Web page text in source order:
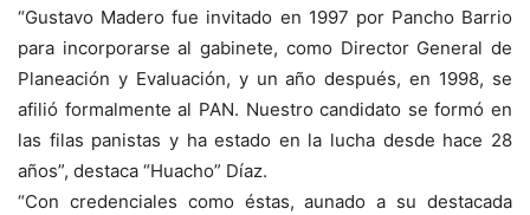
“Gustavo Madero fue invitado en 1997 por Pancho Barrio
para incorporarse al gabinete, como Director General de
Planeación y Evaluación, y un año después, en 1998, se
afilió formalmente al PAN. Nuestro candidato se formó en
las filas panistas y ha estado en la lucha desde hace 28
años”, destaca “Huacho” Díaz.
“Con credenciales como éstas, aunado a su destacada